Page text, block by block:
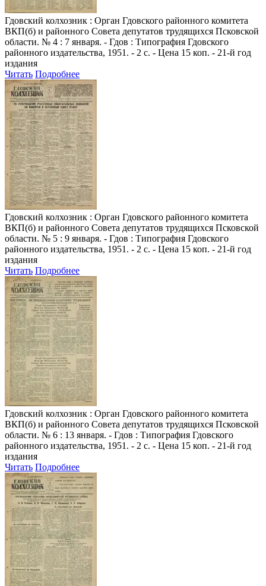
Гдовский колхозник : Орган Гдовского районного комитета
ВКП(б) и районного Совета депутатов трудящихся Псковской
области. № 4 : 7 января. - Гдов : Типография Гдовского
районного издательства, 1951. - 2 с. - Цена 15 коп. - 21-й год
издания
Читать Подробнее
Гдовский колхозник : Орган Гдовского районного комитета
ВКП(б) и районного Совета депутатов трудящихся Псковской
области. № 5 : 9 января. - Гдов : Типография Гдовского
районного издательства, 1951. - 2 с. - Цена 15 коп. - 21-й год
издания
Читать Подробнее
Гдовский колхозник : Орган Гдовского районного комитета
ВКП(б) и районного Совета депутатов трудящихся Псковской
области. № 6 : 13 января. - Гдов : Типография Гдовского
районного издательства, 1951. - 2 с. - Цена 15 коп. - 21-й год
издания
Читать Подробнее